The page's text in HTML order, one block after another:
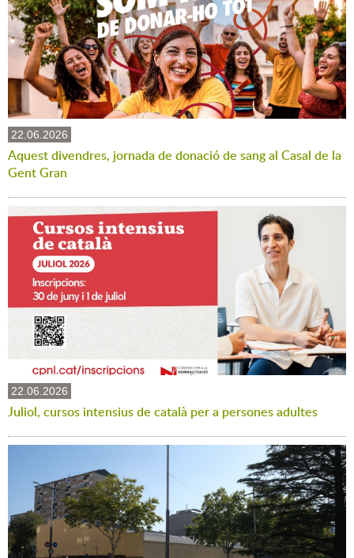
22.06.2026
Aquest divendres, jornada de donació de sang al Casal de la
Gent Gran
22.06.2026
Juliol, cursos intensius de català per a persones adultes